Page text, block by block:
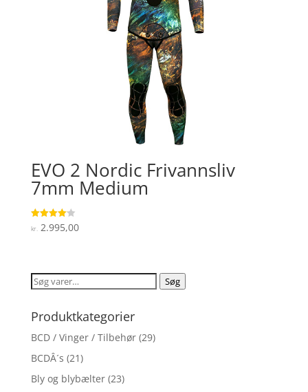
EVO 2 Nordic Frivannsliv
7mm Medium
Vurderet
4.1
kr.2.995,00
Søg
Søg
Produktkategorier
BCD / Vinger / Tilbehør (29)
BCDÂ´s (21)
Bly og blybælter (23)